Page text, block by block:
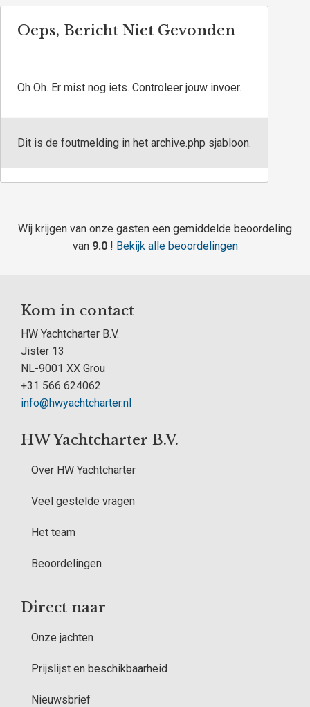
Oeps, Bericht Niet Gevonden
Oh Oh. Er mist nog iets. Controleer jouw invoer.
Dit is de foutmelding in het archive.php sjabloon.
Wij krijgen van onze gasten een gemiddelde beoordeling
van 9.0 ! Bekijk alle beoordelingen
Kom in contact
HW Yachtcharter B.V.
Jister 13
NL-9001 XX Grou
+31 566 624062
info@hwyachtcharter.nl
HW Yachtcharter B.V.
Over HW Yachtcharter
Veel gestelde vragen
Het team
Beoordelingen
Direct naar
Onze jachten
Prijslijst en beschikbaarheid
Nieuwsbrief